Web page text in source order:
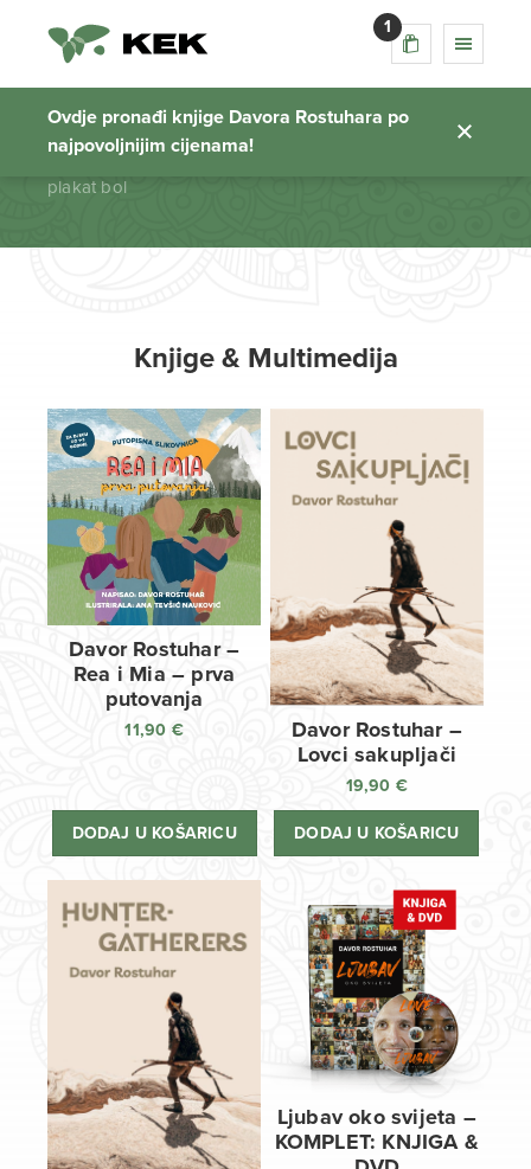
1
Ovdje pronađi knjige Davora Rostuhara po
najpovoljnijim cijenama!
plakat bol
Početna stranica
plakat bol
Knjige & Multimedija
Davor Rostuhar –
Rea i Mia – prva
putovanja
11,90 €
DODAJ U KOŠARICU
Davor Rostuhar –
Lovci sakupljači
19,90 €
DODAJ U KOŠARICU
Ljubav oko svijeta –
KOMPLET: KNJIGA &